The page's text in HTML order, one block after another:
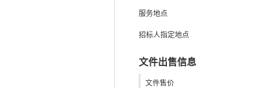
服务地点
招标人指定地点
文件出售信息
文件售价